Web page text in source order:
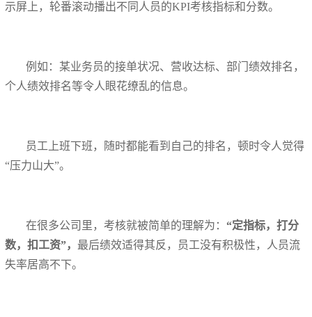
示屏上，轮番滚动播出不同人员的KPI考核指标和分数。
例如：某业务员的接单状况、营收达标、部门绩效排名，
个人绩效排名等令人眼花缭乱的信息。
员工上班下班，随时都能看到自己的排名，顿时令人觉得
“压力山大”。
在很多公司里，考核就被简单的理解为：“定指标，打分
数，扣工资”，最后绩效适得其反，员工没有积极性，人员流
失率居高不下。